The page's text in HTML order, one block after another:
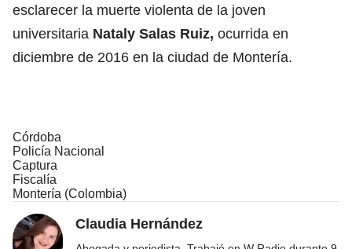
esclarecer la muerte violenta de la joven
universitaria Nataly Salas Ruiz, ocurrida en
diciembre de 2016 en la ciudad de Montería.
Córdoba
Policía Nacional
Captura
Fiscalía
Montería (Colombia)
Claudia Hernández